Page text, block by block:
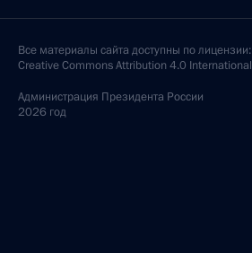
Все материалы сайта доступны по лицензии:
Creative Commons Attribution 4.0 International
Администрация Президента России
2026 год